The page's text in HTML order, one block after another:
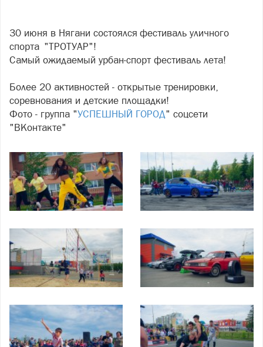
30 июня в Нягани состоялся фестиваль уличного
спорта "ТРОТУАР"!
Самый ожидаемый урбан-спорт фестиваль лета!
Более 20 активностей - открытые тренировки,
соревнования и детские площадки!
Фото - группа "УСПЕШНЫЙ ГОРОД" соцсети
"ВКонтакте"